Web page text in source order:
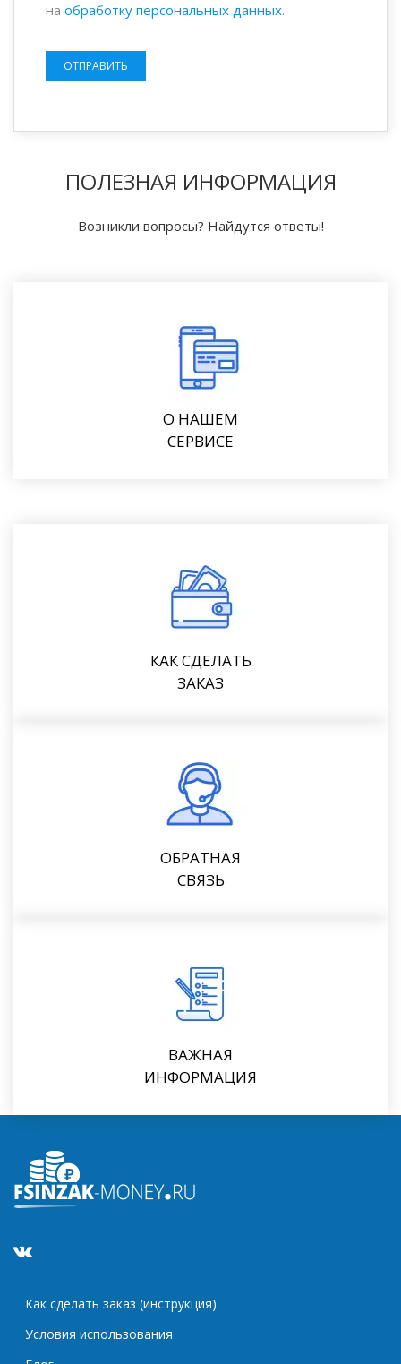
на обработку персональных данных.
ОТПРАВИТЬ
ПОЛЕЗНАЯ ИНФОРМАЦИЯ
Возникли вопросы? Найдутся ответы!
О НАШЕМ
СЕРВИСЕ
КАК СДЕЛАТЬ
ЗАКАЗ
ОБРАТНАЯ
СВЯЗЬ
ВАЖНАЯ
ИНФОРМАЦИЯ
Как сделать заказ (инструкция)
Условия использования